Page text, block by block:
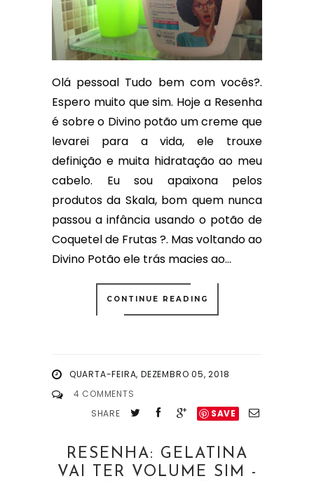
Olá pessoal Tudo bem com vocês?.
Espero muito que sim. Hoje a Resenha
é sobre o Divino potão um creme que
levarei para a vida, ele trouxe
definição e muita hidratação ao meu
cabelo. Eu sou apaixona pelos
produtos da Skala, bom quem nunca
passou a infância usando o potão de
Coquetel de Frutas ?. Mas voltando ao
Divino Potão ele trás macies ao...
CONTINUE READING
QUARTA-FEIRA, DEZEMBRO 05, 2018
4 COMMENTS
SHARE
SAVE
RESENHA: GELATINA
VAI TER VOLUME SIM -